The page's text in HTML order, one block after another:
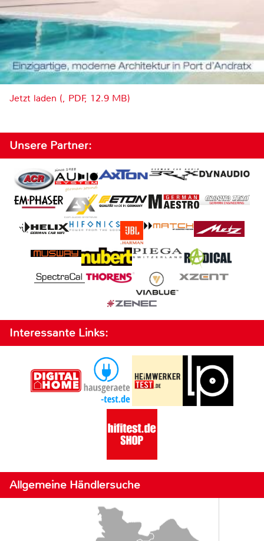
Jetzt laden (, PDF, 12.9 MB)
Unsere Partner:
Interessante Links:
Allgemeine Händlersuche